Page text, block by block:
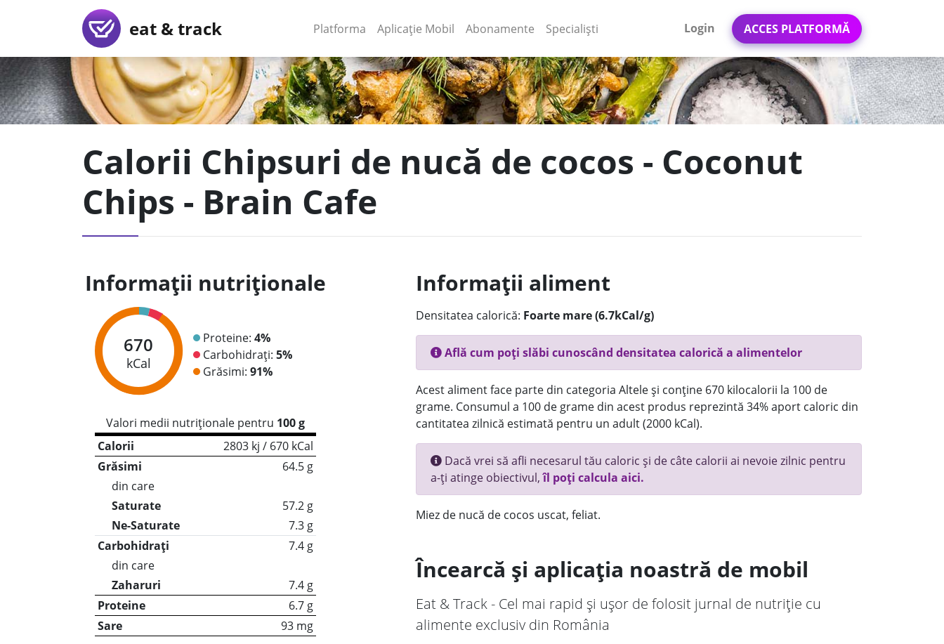
eat & track Platforma (current)
Aplicație Mobil (current)
Abonamente Specialiști Login ACCES PLATFORMĂ
Calorii Chipsuri de nucă de cocos - Coconut
Chips - Brain Cafe
Informații nutriționale
670
kCal
Proteine: 4%
Carbohidrați: 5%
Grăsimi: 91%
Valori medii nutriționale pentru 100 g
Calorii
2803 kj / 670 kCal
Grăsimi
64.5 g
din care
Saturate
57.2 g
Ne-Saturate
7.3 g
Carbohidrați
7.4 g
din care
Zaharuri
7.4 g
Proteine
6.7 g
Sare
93 mg
Informații aliment
Densitatea calorică: Foarte mare (6.7kCal/g)
Află cum poți slăbi cunoscând densitatea calorică a alimentelor
Acest aliment face parte din categoria Altele și conține 670 kilocalorii la 100 de
grame. Consumul a 100 de grame din acest produs reprezintă 34% aport caloric din
cantitatea zilnică estimată pentru un adult (2000 kCal).
Dacă vrei să afli necesarul tău caloric și de câte calorii ai nevoie zilnic pentru
a-ți atinge obiectivul,îl poți calcula aici.
Miez de nucă de cocos uscat, feliat.
Încearcă și aplicația noastră de mobil
Eat & Track - Cel mai rapid și ușor de folosit jurnal de nutriție cu
alimente exclusiv din România